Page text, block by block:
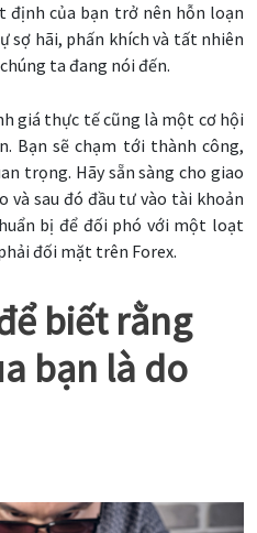
định của bạn trở nên hỗn loạn
sợ hãi, phấn khích và tất nhiên
ta đang nói đến.
giá thực tế cũng là một cơ hội
Bạn sẽ chạm tới thành công,
trọng. Hãy sẵn sàng cho giao
sau đó đầu tư vào tài khoản
bị để đối phó với một loạt
đối mặt trên Forex.
biết rằng
bạn là do